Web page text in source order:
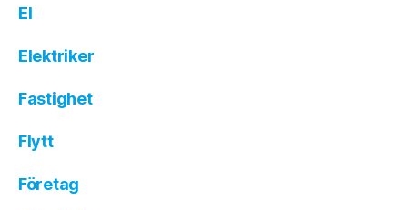
El
Elektriker
Fastighet
Flytt
Företag